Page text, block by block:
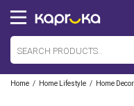
Home / Home Lifestyle /